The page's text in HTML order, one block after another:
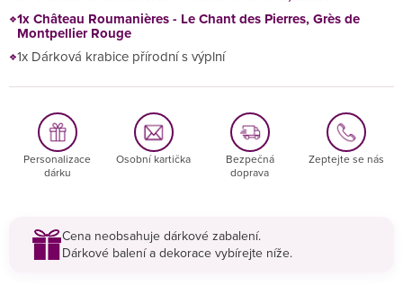
1x Château Roumanières - Le Chant des Pierres, Grès de
Montpellier Rouge
1x Dárková krabice přírodní s výplní
Personalizace
dárku
Osobní kartička
Bezpečná
doprava
Zeptejte se nás
Cena neobsahuje dárkové zabalení.
Dárkové balení a dekorace vybírejte níže.